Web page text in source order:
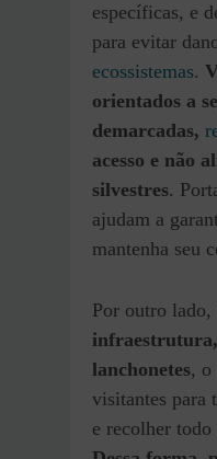
específicas, e
para evitar
ecossistemas.
orientados a
demarcadas,
acesso e não
silvestres.
ajudam a
mantenha seu
Por outro lado,
lanchonetes, o
visitantes para
e recolher